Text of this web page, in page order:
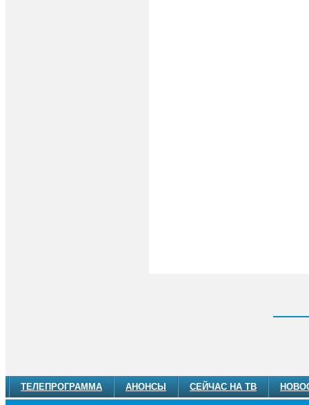
ТЕЛЕПРОГРАММА АНОНСЫ СЕЙЧАС НА ТВ